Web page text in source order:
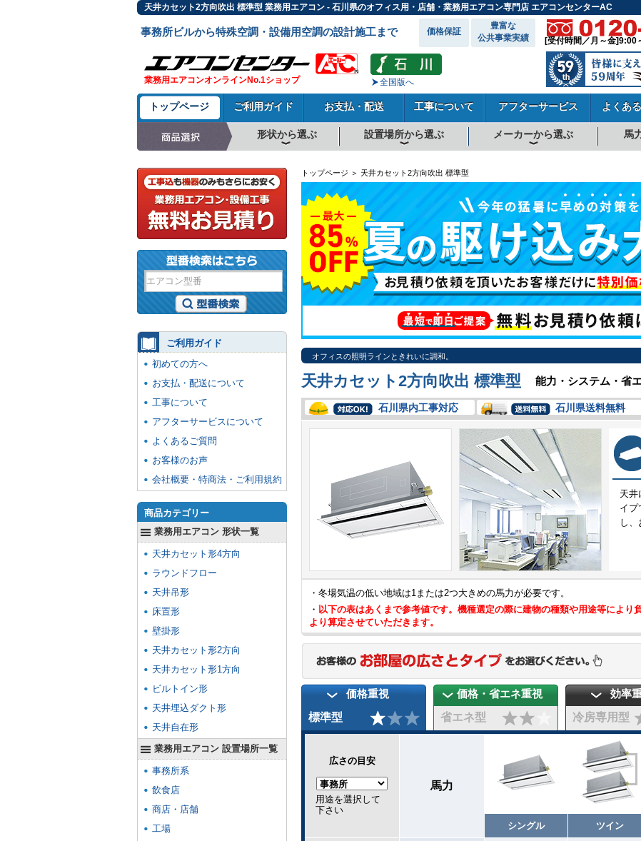
天井カセット2方向吹出 標準型 業務用エアコン - 石川県のオフィス用・店舗・業務用エアコン専門店 エアコンセンターAC
事務所ビルから特殊空調・設備用空調の設計施工まで 価格保証
豊富な
公共事業実績
業務用エアコンオンラインNo.1ショップ 全国版へ
[受付時間／月～金]9:00
トップページ ご利用ガイド お支払・配送 工事について アフターサービス よくあ
形状から選ぶ 設置場所から選ぶ メーカーから選ぶ 馬
トップページ ＞ 天井カセット2方向吹出 標準型
オフィスの照明ラインときれいに調和。
天井カセット2方向吹出 標準型 能力・システム・省
石川県内工事対応 石川県送料無料
天井
イプ
し、
・冬場気温の低い地域は1または2つ大きめの馬力が必要です。
・ 以下の表はあくまで参考値です。機種選定の際に建物の種類や用途等により
より算定させていただきます。
価格重視
標準型
価格・省エネ重視
省エネ型
効率
冷房専用型
広さの目安
用途を選択して
下さい
馬力
シングル ツイン
ご利用ガイド
初めての方へ
お支払・配送について
工事について
アフターサービスについて
よくあるご質問
お客様のお声
会社概要・特商法・ご利用規約
商品カテゴリー
業務用エアコン 形状一覧
天井カセット形4方向
ラウンドフロー
天井吊形
床置形
壁掛形
天井カセット形2方向
天井カセット形1方向
ビルトイン形
天井埋込ダクト形
天井自在形
業務用エアコン 設置場所一覧
事務所系
飲食店
商店・店舗
工場